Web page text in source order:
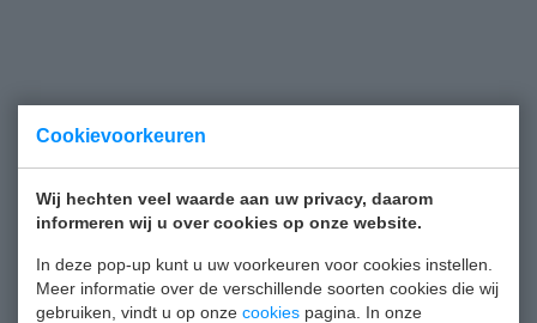
Cookievoorkeuren
Wij hechten veel waarde aan uw privacy, daarom
informeren wij u over cookies op onze website.
In deze pop-up kunt u uw voorkeuren voor cookies instellen.
Meer informatie over de verschillende soorten cookies die wij
gebruiken, vindt u op onze cookies pagina. In onze